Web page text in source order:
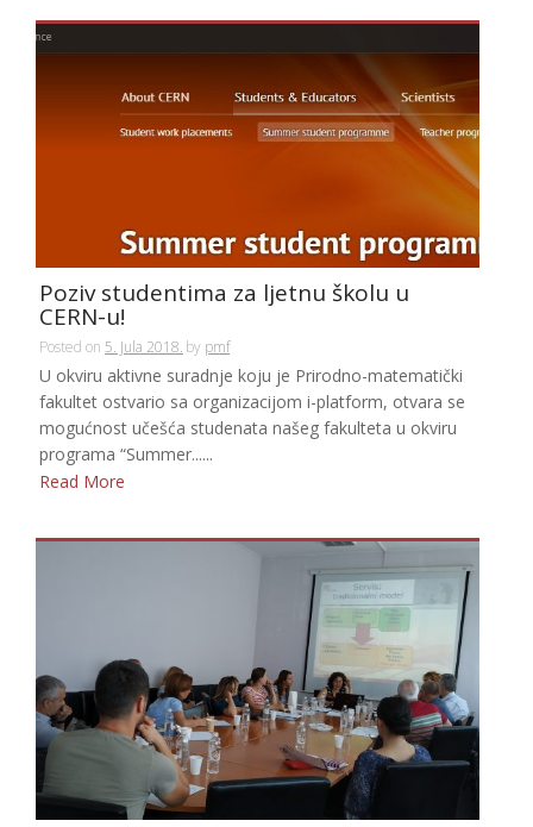
Poziv studentima za ljetnu školu u
CERN-u!
Posted on 5. Jula 2018. by pmf
U okviru aktivne suradnje koju je Prirodno-matematički
fakultet ostvario sa organizacijom i-platform, otvara se
mogućnost učešća studenata našeg fakulteta u okviru
programa “Summer......
Read More